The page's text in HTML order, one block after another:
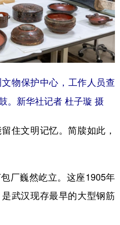
物保护中心，工作人员查
。新华社记者 杜子璇 摄
文明记忆。简牍如此，
巍然屹立。这座1905年
武汉现存最早的大型钢筋